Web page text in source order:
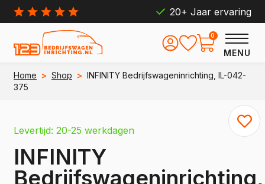
20+ Jaar ervaring
MENU
0
Home > Shop > INFINITY Bedrijfswageninrichting, IL-042-
375
Levertijd: 20-25 werkdagen
INFINITY
Bedrijfswageninrichting,